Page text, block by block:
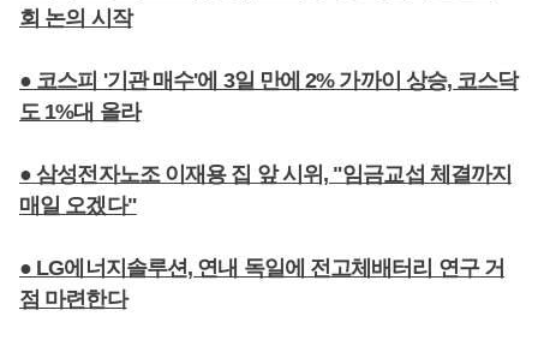
회 논의 시작
● 코스피 '기관 매수'에 3일 만에 2% 가까이 상승, 코스닥
도 1%대 올라
● 삼성전자노조 이재용 집 앞 시위, "임금교섭 체결까지
매일 오겠다"
● LG에너지솔루션, 연내 독일에 전고체배터리 연구 거
점 마련한다